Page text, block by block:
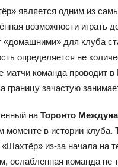
является одним из
возможности играть
для клуба
определяется не
команда проводит в
границу зачастую
на Торонто
моменте в истории
из-за начала на
ослабленная команда